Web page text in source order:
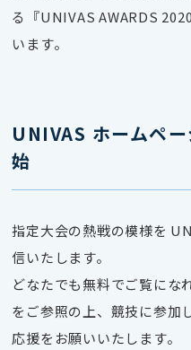
る『UNIVAS AWARDS
います。
UNIVAS ホームペ
始
指定大会の熱戦の模様を
信いたします。
どなたでも無料でご覧にな
をご参照の上、競技に参加
応援をお願いいたします。